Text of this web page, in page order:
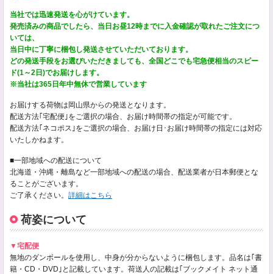
当社では迅速発送を心がけています。
発売済みの商品でしたら、当日お昼12時までに入金確認が取れたご注文につ
いては、
当日中に丁寧に梱包し発送させていただいております。
どの発送手段をお選びいただきましても、全国どこでも宅急便相当のスピー
ド(1～2日)でお届けします。
※当社は365日年中無休で営業しています
お届けする荷物は岡山県からの発送となります。
配送方法｢宅配便｣をご選択の場合、お届け時間帯の指定が可能です。
配送方法｢ネコポス｣をご選択の場合、お届け日･お届け時間帯の指定には対応
いたしかねます。
■一部地域への配送について
北海道・沖縄・離島など一部地域への配送の場合、配送業者が日本郵便とな
ることがございます。
ご了承ください。 詳細はこちら
荷姿について
▼宅配便
無地のダンボールを使用し、中身が分からないように梱包します。品名は｢書
籍・CD・DVD｣と記載しています。荷送人の記載は｢ブックメイト ネット通